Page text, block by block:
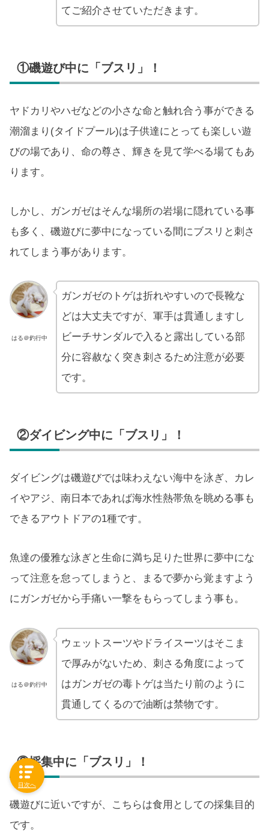
てご紹介させていただきます。
①磯遊び中に「ブスリ」！
ヤドカリやハゼなどの小さな命と触れ合う事ができる
潮溜まり(タイドプール)は子供達にとっても楽しい遊
びの場であり、命の尊さ、輝きを見て学べる場てもあ
ります。
しかし、ガンガゼはそんな場所の岩場に隠れている事
も多く、磯遊びに夢中になっている間にブスリと刺さ
れてしまう事があります。
はる＠釣行中
ガンガゼのトゲは折れやすいので長靴な
どは大丈夫ですが、軍手は貫通しますし
ビーチサンダルで入ると露出している部
分に容赦なく突き刺さるため注意が必要
です。
②ダイビング中に「ブスリ」！
ダイビングは磯遊びでは味わえない海中を泳ぎ、カレ
イやアジ、南日本であれば海水性熱帯魚を眺める事も
できるアウトドアの1種です。
魚達の優雅な泳ぎと生命に満ち足りた世界に夢中にな
って注意を怠ってしまうと、まるで夢から覚ますよう
にガンガゼから手痛い一撃をもらってしまう事も。
はる＠釣行中
ウェットスーツやドライスーツはそこま
で厚みがないため、刺さる角度によって
はガンガゼの毒トゲは当たり前のように
貫通してくるので油断は禁物です。
③採集中に「ブスリ」！
磯遊びに近いですが、こちらは食用としての採集目的
です。
目次へ